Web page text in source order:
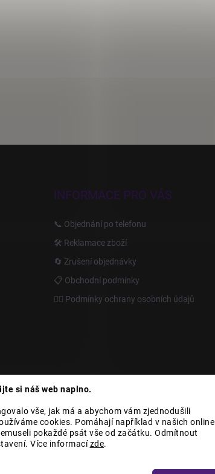
si náš web naplno.
vše, jak má a abychom vám zjednodušili
cookies. Pomáhají například v našich online
pokaždé psát vše od začátku. Odmítnout
Více informacízde.
INFORMACE PRO VÁS
📞 Objednání po telefonu
🛠️ Reklamace zboží
🔄 Zrušení objednávky
📋 Obchodní podmínky
🙆‍♂️ Podmínky ochrany osobních údajů
by Freepik Category Icons by Icons8